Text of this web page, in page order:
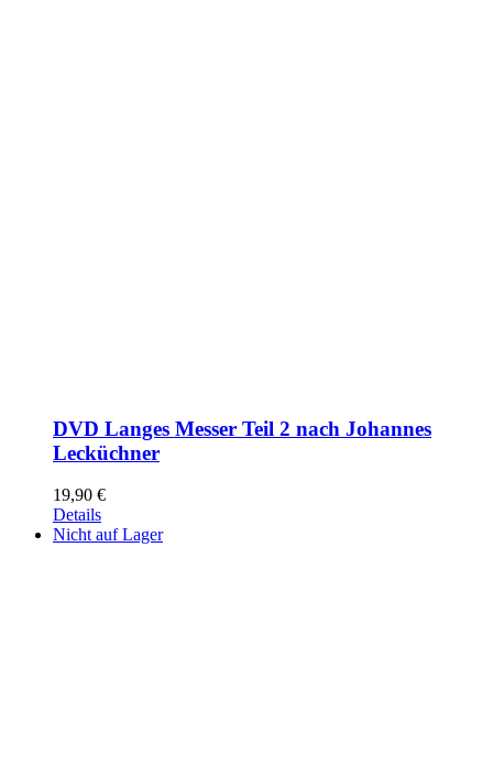
DVD Langes Messer Teil 2 nach Johannes
Lecküchner
19,90 €
Details
Nicht auf Lager